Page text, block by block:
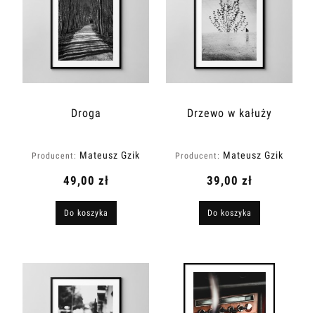
Droga
Producent: Mateusz Gzik
49,00 zł
Do koszyka
Drzewo w kałuży
Producent: Mateusz Gzik
39,00 zł
Do koszyka